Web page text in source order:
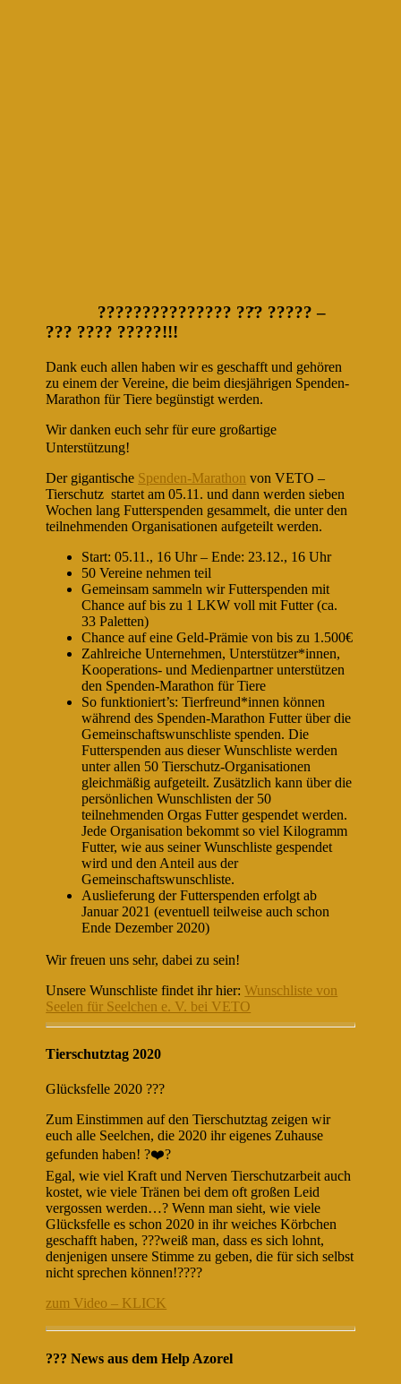
??????????????? ??̈? ????? –
??? ???? ?????!!!
Dank euch allen haben wir es geschafft und gehören
zu einem der Vereine, die beim diesjährigen Spenden-
Marathon für Tiere begünstigt werden.
Wir danken euch sehr für eure großartige
Unterstützung!
Der gigantische Spenden-Marathon von VETO –
Tierschutz startet am 05.11. und dann werden sieben
Wochen lang Futterspenden gesammelt, die unter den
teilnehmenden Organisationen aufgeteilt werden.
Start: 05.11., 16 Uhr – Ende: 23.12., 16 Uhr
50 Vereine nehmen teil
Gemeinsam sammeln wir Futterspenden mit
Chance auf bis zu 1 LKW voll mit Futter (ca.
33 Paletten)
Chance auf eine Geld-Prämie von bis zu 1.500€
Zahlreiche Unternehmen, Unterstützer*innen,
Kooperations- und Medienpartner unterstützen
den Spenden-Marathon für Tiere
So funktioniert’s: Tierfreund*innen können
während des Spenden-Marathon Futter über die
Gemeinschaftswunschliste spenden. Die
Futterspenden aus dieser Wunschliste werden
unter allen 50 Tierschutz-Organisationen
gleichmäßig aufgeteilt. Zusätzlich kann über die
persönlichen Wunschlisten der 50
teilnehmenden Orgas Futter gespendet werden.
Jede Organisation bekommt so viel Kilogramm
Futter, wie aus seiner Wunschliste gespendet
wird und den Anteil aus der
Gemeinschaftswunschliste.
Auslieferung der Futterspenden erfolgt ab
Januar 2021 (eventuell teilweise auch schon
Ende Dezember 2020)
Wir freuen uns sehr, dabei zu sein!
Unsere Wunschliste findet ihr hier:Wunschliste von
Seelen für Seelchen e. V. bei VETO
Tierschutztag 2020
Glücksfelle 2020???
Zum Einstimmen auf den Tierschutztag zeigen wir
euch alle Seelchen, die 2020 ihr eigenes Zuhause
gefunden haben!?❤️?
Egal, wie viel Kraft und Nerven Tierschutzarbeit auch
kostet, wie viele Tränen bei dem oft großen Leid
vergossen werden…? Wenn man sieht, wie viele
Glücksfelle es schon 2020 in ihr weiches Körbchen
geschafft haben,???weiß man, dass es sich lohnt,
denjenigen unsere Stimme zu geben, die für sich selbst
nicht sprechen können!????
zum Video – KLICK
??? News aus dem Help Azorel